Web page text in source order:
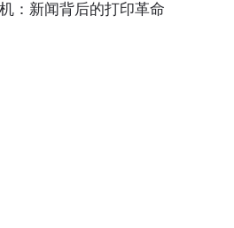
：新闻背后的打印革命